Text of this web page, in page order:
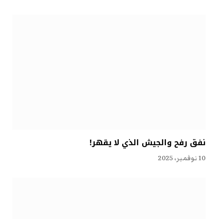
نفق رفح والجيش الذي لا يقهر!
10 نوفمبر، 2025